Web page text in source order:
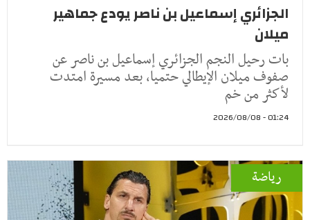
الجزائري إسماعيل بن ناصر يودع جماهير
ميلان
بات رحيل النجم الجزائري إسماعيل بن ناصر عن
صفوف ميلان الإيطالي حتميا، بعد مسيرة امتدت
لأكثر من خم
01:24 - 2026/08/08
رياضة